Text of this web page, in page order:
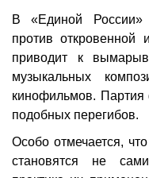
В «Единой России»
против откровенной
приводит к
музыкальных
кинофильмов. Партия
подобных перегибов.
Особо отмечается,
становятся не